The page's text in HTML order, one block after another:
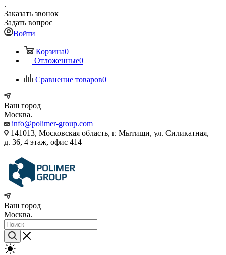
Заказать звонок
Задать вопрос
Войти
Корзина0
Отложенные0
Сравнение товаров0
Ваш город
Москва
info@polimer-group.com
141013, Московская область, г. Мытищи, ул. Силикатная,
д. 36, 4 этаж, офис 414
Ваш город
Москва